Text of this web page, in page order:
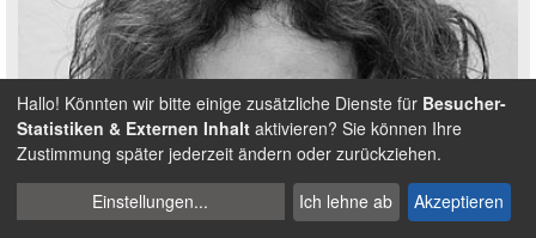
Cookies
verwalten
Hallo! Könnten wir bitte einige zusätzliche Dienste für Besucher-
Statistiken & Externen Inhalt aktivieren? Sie können Ihre
Zustimmung später jederzeit ändern oder zurückziehen.
Einstellungen... Ich lehne ab Akzeptieren